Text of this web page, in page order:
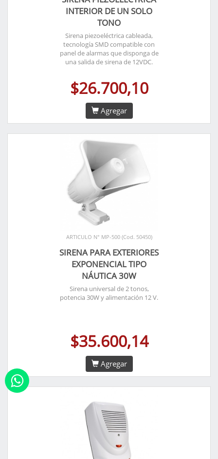
INTERIOR DE UN SOLO
TONO
Sirena piezoeléctrica cableada,
tecnología SMD compatible con
panel de alarmas que disponga de
una salida de sirena de 12VDC.
$26.700,10
Agregar
ARTICULO N° MP-500 (Cod. 50450)
SIRENA PARA EXTERIORES
EXPONENCIAL TIPO
NÁUTICA 30W
Sirena universal de 2 tonos,
potencia 30W y alimentación 12 V.
$35.600,14
Agregar